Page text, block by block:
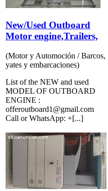
New/Used Outboard
Motor engine,Trailers,
(Motor y Automoción / Barcos,
yates y embarcaciones)
List of the NEW and used
MODEL OF OUTBOARD
ENGINE :
offeroutboard1@gmail.com
Call or WhatsApp: +[...]